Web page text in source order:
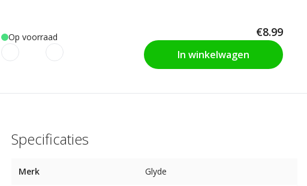
Op voorraad €8.99
In winkelwagen
Specificaties
Merk Glyde